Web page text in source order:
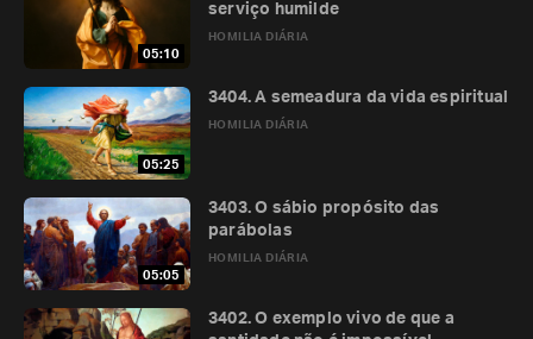
05:10
HOMILIA DIÁRIA
serviço humilde
05:25
HOMILIA DIÁRIA
3404. A semeadura da vida espiritual
05:05
HOMILIA DIÁRIA
3403. O sábio propósito das
parábolas
3402. O exemplo vivo de que a